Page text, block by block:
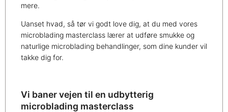
mere.
Uanset hvad, så tør vi godt love dig, at du med vores
microblading masterclass lærer at udføre smukke og
naturlige microblading behandlinger, som dine kunder vil
takke dig for.
Vi baner vejen til en udbytterig
microblading masterclass